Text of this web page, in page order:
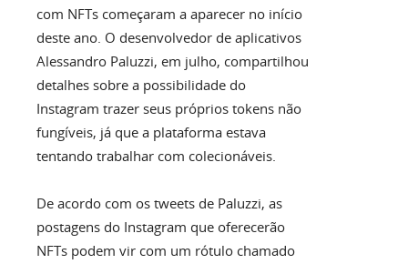
com NFTs começaram a aparecer no início
deste ano. O desenvolvedor de aplicativos
Alessandro Paluzzi, em julho, compartilhou
detalhes sobre a possibilidade do
Instagram trazer seus próprios tokens não
fungíveis, já que a plataforma estava
tentando trabalhar com colecionáveis.
De acordo com os tweets de Paluzzi, as
postagens do Instagram que oferecerão
NFTs podem vir com um rótulo chamado